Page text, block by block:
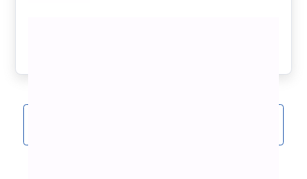
る自分の要望にも、嫌な顔の一つもせずに付き合って下
また、朝食、ランチ、夕食、全てにおいて、地元で一番
コーヒー、飲茶の朝食、カレーラーメンに、美味しいシ